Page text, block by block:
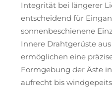
Integrität bei längerer
entscheidend für
sonnenbeschienene
Innere Drahtgerüste
ermöglichen eine
Formgebung der Äste
aufrecht bis